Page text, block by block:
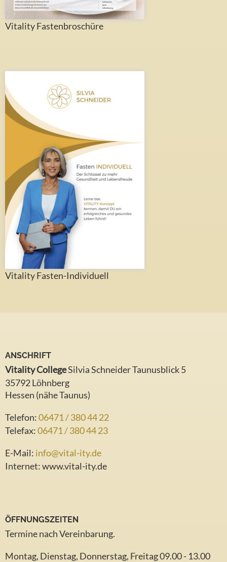
Vitality Fastenbroschüre
Vitality Fasten-Individuell
ANSCHRIFT
Vitality CollegeSilvia Schneider Taunusblick 5
35792 Löhnberg
Hessen (nähe Taunus)
Telefon:06471 / 380 44 22
Telefax:06471 / 380 44 23
E-Mail: info@vital-ity.de
Internet:www.vital-ity.de
ÖFFNUNGSZEITEN
Termine nach Vereinbarung.
Montag, Dienstag, Donnerstag, Freitag 09.00 - 13.00